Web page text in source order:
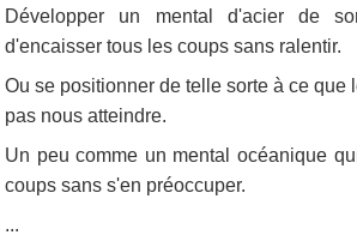
Développer un mental d'acier de
d'encaisser tous les coups sans ralentir.
Ou se positionner de telle sorte à ce que
pas nous atteindre.
Un peu comme un mental océanique
coups sans s'en préoccuper.
...